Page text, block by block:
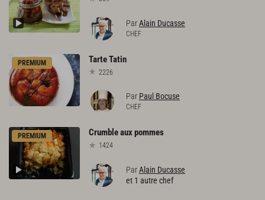
ParAlain Ducasse
CHEF
PREMIUM TarteTatin
2226
Par Paul Bocuse
CHEF
PREMIUM Crumbleauxpommes
1424
ParAlain Ducasse
et 1 autre chef